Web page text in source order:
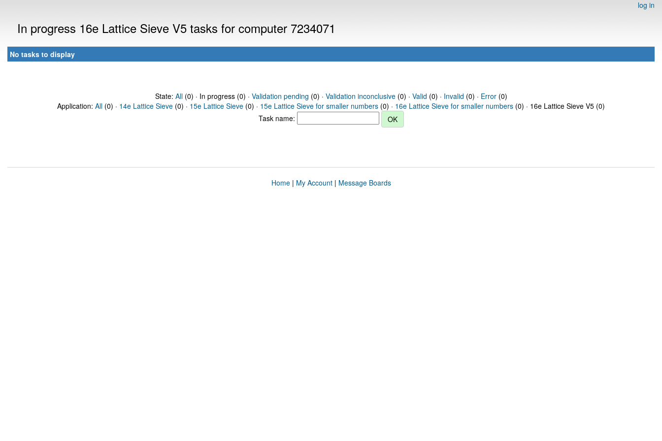
log in
In progress 16e Lattice Sieve V5 tasks for computer 7234071
No tasks to display
State: All(0) · In progress (0) · Validation pending (0) · Validation inconclusive(0) · Valid (0) · Invalid (0) · Error(0)
Application: All (0) · 14e Lattice Sieve (0) · 15e Lattice Sieve (0) · 15e Lattice Sieve for smaller numbers (0) · 16e Lattice Sieve for smaller numbers (0) · 16e Lattice Sieve V5 (0)
Task name:
Home| My Account| Message Boards